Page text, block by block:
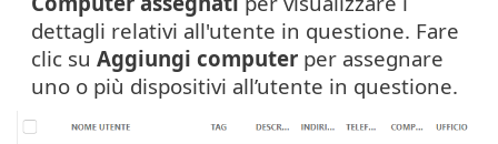
dettagli relativi all'utente in questione. Fare
clic su Aggiungi computer per assegnare
uno o più dispositivi all’utente in questione.